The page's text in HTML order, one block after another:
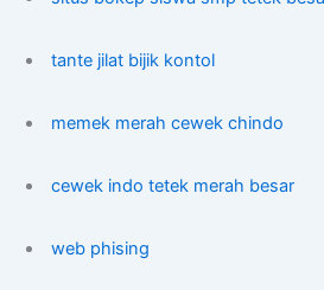
tante jilat bijik kontol
memek merah cewek chindo
cewek indo tetek merah besar
web phising